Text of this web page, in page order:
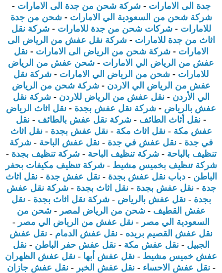
جدة الى الامارات -شركة شحن من جدة الى الامارات -
شركة شحن من السعودية الي الامارات -شحن من جدة
للامارات -شركات شحن من جدة للامارات -شركة نقل
اثاث من جدة للامارات -شركة نقل عفش من الرياض الى
الامارات -شركة شحن من الرياض الى الامارات -نقل
عفش من الرياض الي الامارات - شحن عفش من الرياض
للامارات - شحن من الرياض الي الامارات - شركة نقل
عفش من الرياض الي الاردن -شركة شحن من الرياض
الي الأردن -نقل عفش من الرياض للاردن -شركة نقل
عفش بالرياض - شركة نقل عفش بجدة - نقل اثاث الرياض
- نقل أثاث الطائف - شركة نقل عفش بالطائف - نقل
عفش مكة -نقل اثاث مكة -نقل عفش بجدة -نقل اثاث
في جدة -نقل عفش في جدة -نقل عفش الباحة -شركة
تنظيف بالباحة -شركة تنظيف الباحة -شركة تنظيف بجدة -
شركة تنظيف بخميس مشيط -شركة تنظيف مكيفات بحفر
الباطن - دباب نقل عفش بجدة -نقل عفش جدة -نقل اثاث
جدة -نقل عفش بجدة -نقل اثاث بجدة -شركة نقل عفش
بجدة -نقل عفش بالرياض -شركة نقل اثاث بجدة -نقل
عفش القطيف -شحن من الرياض لمصر -شحن من
السعودية الي مصر - نقل عفش من الرياض الي مصر -
نقل عفش القصيم بريده - نقل عفش الدمام - نقل عفش
الجبيل -نقل عفش مكة -نقل عفش حفر الباطن -نقل
عفش خميس مشيط - نقل عفش أبها - نقل عفش الظهران
- نقل عفش الاحساء -نقل عفش الخبر -نقل عفش جازان